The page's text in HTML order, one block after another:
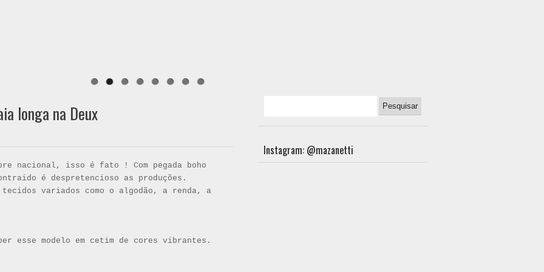
longa na Deux
nacional, isso é fato ! Com pegada boho
é despretencioso as produções.
tecidos variados como o algodão, a renda, a
esse modelo em cetim de cores vibrantes.
Instagram: @mazanetti